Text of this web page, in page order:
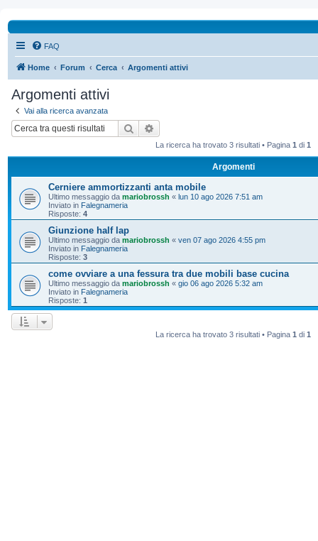
FAQ
Home Forum Cerca Argomenti attivi
Argomenti attivi
Vai alla ricerca avanzata
Cerca
La ricerca ha trovato 3 risultati • Pagina 1 di 1
Argomenti
Cerniere ammortizzanti anta mobile
Ultimo messaggio da mariobrossh « lun 10 ago 2026 7:51 am
Inviato in Falegnameria
Risposte: 4
Giunzione half lap
Ultimo messaggio da mariobrossh « ven 07 ago 2026 4:55 pm
Inviato in Falegnameria
Risposte: 3
come ovviare a una fessura tra due mobili base cucina
Ultimo messaggio da mariobrossh « gio 06 ago 2026 5:32 am
Inviato in Falegnameria
Risposte: 1
La ricerca ha trovato 3 risultati • Pagina 1 di 1